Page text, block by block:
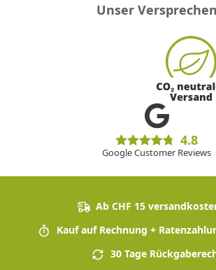
Unser Versprechen
4.8
Google Customer Reviews
Ab CHF 15
Kauf auf Rechnung +
30 Tage